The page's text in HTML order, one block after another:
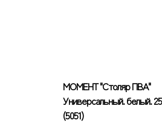
МОМЕНТ "Столяр ПВА"
Универсальный. белый.
(5051)